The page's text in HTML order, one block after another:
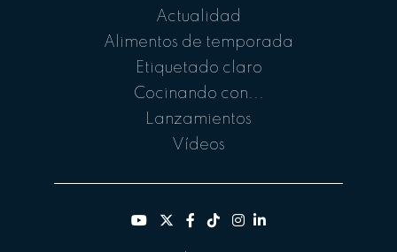
Actualidad
Alimentos de temporada
Etiquetado claro
Cocinando con...
Lanzamientos
Vídeos